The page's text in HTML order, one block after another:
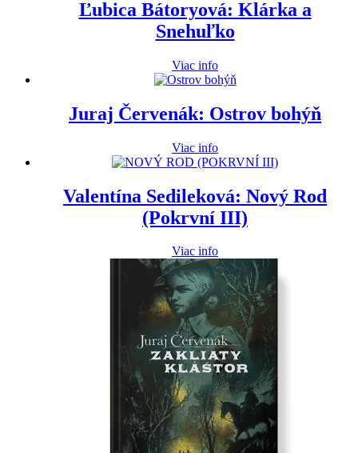
Ľubica Bátoryová: Klárka a
Snehuľko
Viac info
Juraj Červenák: Ostrov bohýň
Viac info
Valentína Sedileková: Nový Rod
(Pokrvní III)
Viac info